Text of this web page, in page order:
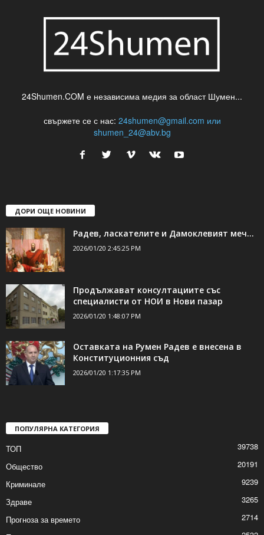
24Shumen.COM е независима медия за област Шумен...
свържете се с нас: 24shumen@gmail.com или
shumen_24@abv.bg
ДОРИ ОЩЕ НОВИНИ
Радев, ласкателите и Дамоклевият меч…
2026/01/20 2:45:25 PM
Продължават консултациите със
специалисти от НОИ в Нови пазар
2026/01/20 1:48:07 PM
Оставката на Румен Радев е внесена в
Конституционния съд
2026/01/20 1:17:35 PM
ПОПУЛЯРНА КАТЕГОРИЯ
ТОП
39738
Общество
20191
Криминале
9239
Здраве
3265
Прогноза за времето
2714